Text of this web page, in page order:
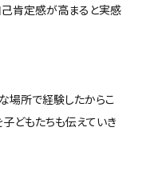
己肯定感が高まると実感
場所で経験したからこ
どもたちも伝えていき